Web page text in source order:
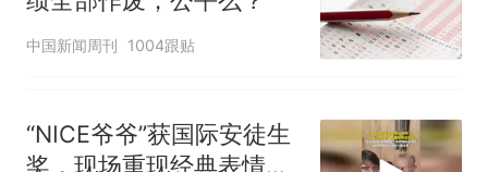
中国新闻周刊 1004跟贴
“NICE爷爷”获国际安徒生
奖，现场重现经典表情